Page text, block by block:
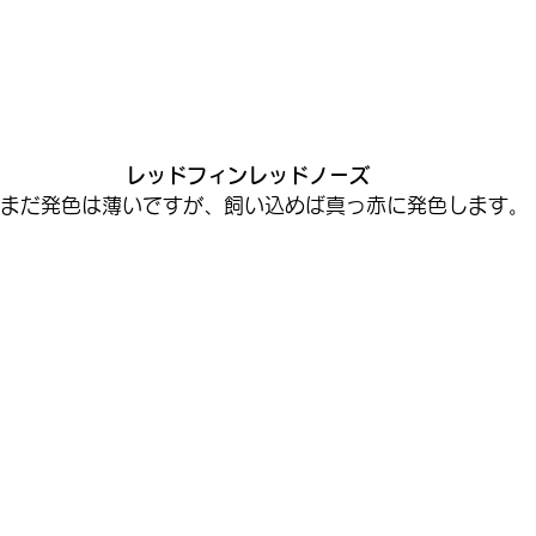
レッドフィンレッドノーズ
だ発色は薄いですが、飼い込めば真っ赤に発色します。